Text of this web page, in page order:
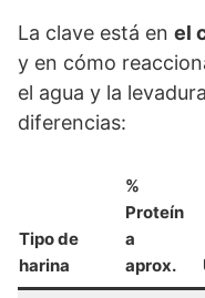
La clave está en el
y en cómo
el agua y la
diferencias:
Tipo de
harina
%
Proteín
a
aprox.